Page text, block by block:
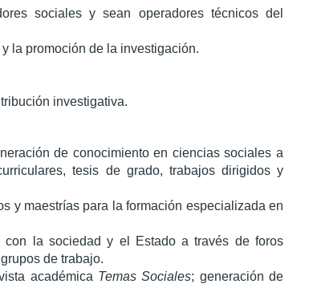
sociales y sean operadores técnicos del
la promoción de la investigación.
investigativa.
de conocimiento en ciencias sociales a
tesis de grado, trabajos dirigidos y
y maestrías para la formación especializada en
la sociedad y el Estado a través de foros
de trabajo.
académica Temas Sociales; generación de